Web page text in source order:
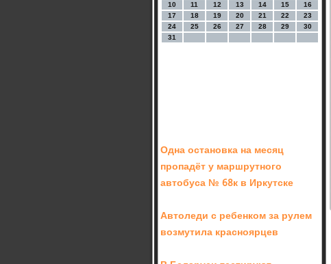
10
11 12 13 14 15
16
17
18 19 20 21 22
23
24
25 26 27 28 29
30
31
Одна остановка на месяц
пропадёт у маршрутного
автобуса № 68к в Иркутске
Автоледи с ребенком за рулем
возмутила красноярцев